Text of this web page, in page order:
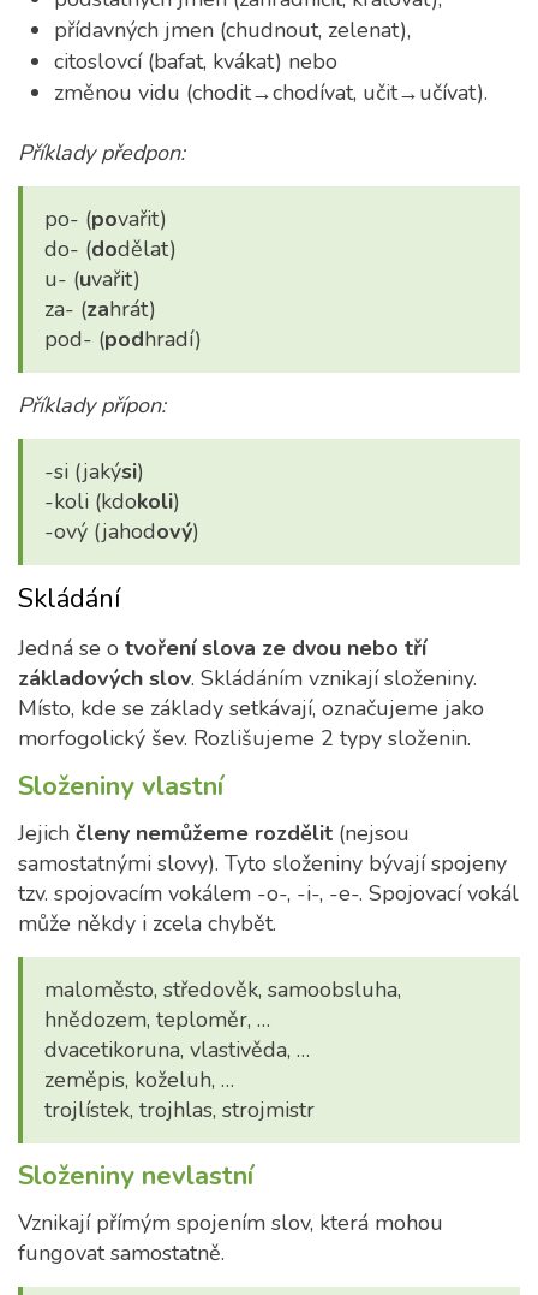
přídavných jmen (chudnout, zelenat),
citoslovcí (bafat, kvákat) nebo
změnou vidu (chodit→chodívat, učit→učívat).
Příklady předpon:
po- (povařit)
do- (dodělat)
u- (uvařit)
za- (zahrát)
pod- (podhradí)
Příklady přípon:
-si (jakýsi)
-koli (kdokoli)
-ový (jahodový)
Skládání
Jedná se o tvoření slova ze dvou nebo tří
základových slov. Skládáním vznikají složeniny.
Místo, kde se základy setkávají, označujeme jako
morfogolický šev. Rozlišujeme 2 typy složenin.
Složeniny vlastní
Jejich členy nemůžeme rozdělit (nejsou
samostatnými slovy). Tyto složeniny bývají spojeny
tzv. spojovacím vokálem -o-, -i-, -e-. Spojovací vokál
může někdy i zcela chybět.
maloměsto, středověk, samoobsluha,
hnědozem, teploměr, …
dvacetikoruna, vlastivěda, …
zeměpis, koželuh, …
trojlístek, trojhlas, strojmistr
Složeniny nevlastní
Vznikají přímým spojením slov, která mohou
fungovat samostatně.